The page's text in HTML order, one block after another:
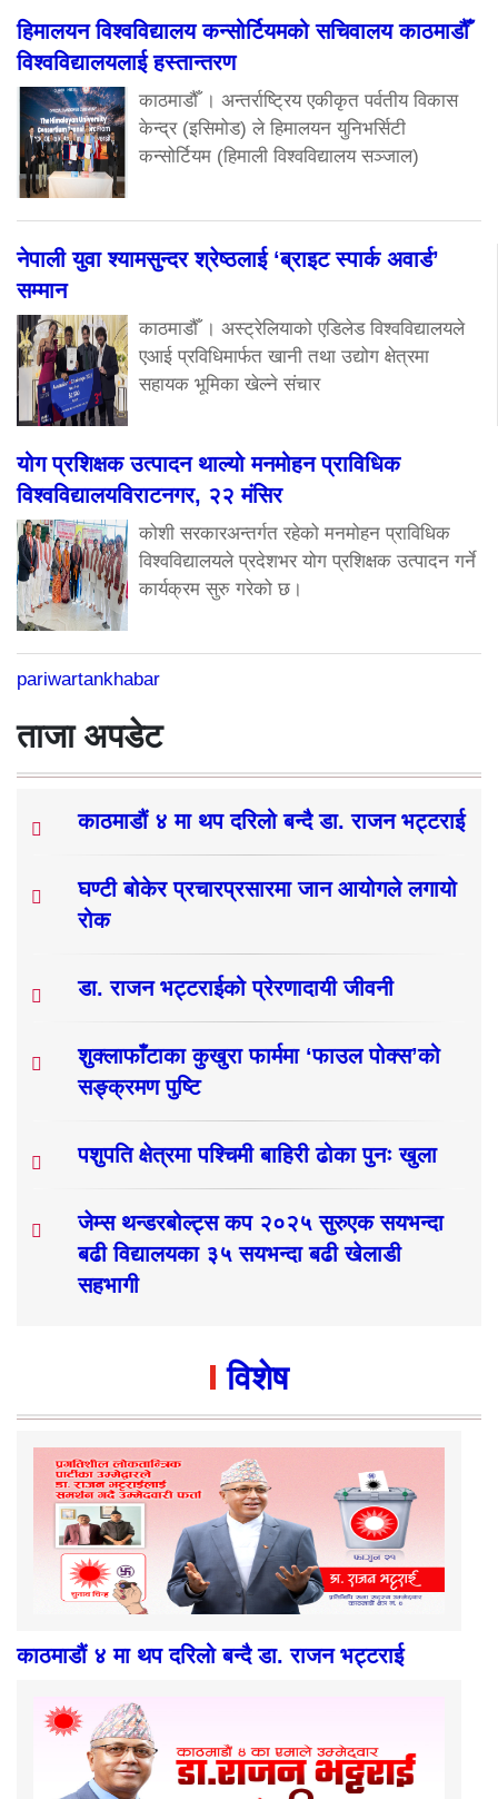
हिमालयन विश्वविद्यालय कन्सोर्टियमको सचिवालय काठमाडौँ
विश्वविद्यालयलाई हस्तान्तरण
काठमाडौँ । अन्तर्राष्ट्रिय एकीकृत पर्वतीय विकास
केन्द्र (इसिमोड) ले हिमालयन युनिभर्सिटी
कन्सोर्टियम (हिमाली विश्वविद्यालय सञ्जाल)
नेपाली युवा श्यामसुन्दर श्रेष्ठलाई ‘ब्राइट स्पार्क अवार्ड’
सम्मान
काठमाडौँ । अस्ट्रेलियाको एडिलेड विश्वविद्यालयले
एआई प्रविधिमार्फत खानी तथा उद्योग क्षेत्रमा
सहायक भूमिका खेल्ने संचार
योग प्रशिक्षक उत्पादन थाल्यो मनमोहन प्राविधिक
विश्वविद्यालयविराटनगर, २२ मंसिर
कोशी सरकारअन्तर्गत रहेको मनमोहन प्राविधिक
विश्वविद्यालयले प्रदेशभर योग प्रशिक्षक उत्पादन गर्ने
कार्यक्रम सुरु गरेको छ।
pariwartankhabar
ताजा अपडेट
काठमाडौं ४ मा थप दरिलो बन्दै डा. राजन भट्टराई
घण्टी बोकेर प्रचारप्रसारमा जान आयोगले लगायो
रोक
डा. राजन भट्टराईको प्रेरणादायी जीवनी
शुक्लाफाँटाका कुखुरा फार्ममा ‘फाउल पोक्स’को
सङ्क्रमण पुष्टि
पशुपति क्षेत्रमा पश्चिमी बाहिरी ढोका पुनः खुला
जेम्स थन्डरबोल्ट्स कप २०२५ सुरुएक सयभन्दा
बढी विद्यालयका ३५ सयभन्दा बढी खेलाडी
सहभागी
विशेष
काठमाडौं ४ मा थप दरिलो बन्दै डा. राजन भट्टराई